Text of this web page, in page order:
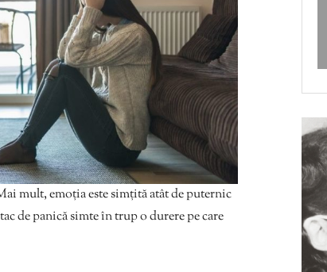
mult, emoția este simțită atât de puternic
de panică simte în trup o durere pe care